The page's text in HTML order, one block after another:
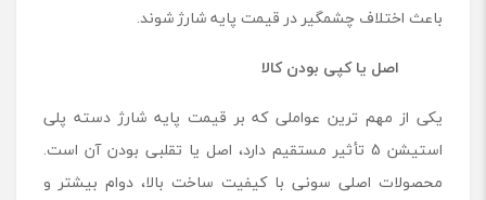
باعث اختلاف چشمگیر در قیمت پایه شارژ شوند.
اصل یا کپی بودن کالا
یکی از مهم ترین عواملی که بر قیمت پایه شارژ دسته پلی
استیشن 5 تأثیر مستقیم دارد، اصل یا تقلبی بودن آن است.
محصولات اصلی سونی با کیفیت ساخت بالا، دوام بیشتر و